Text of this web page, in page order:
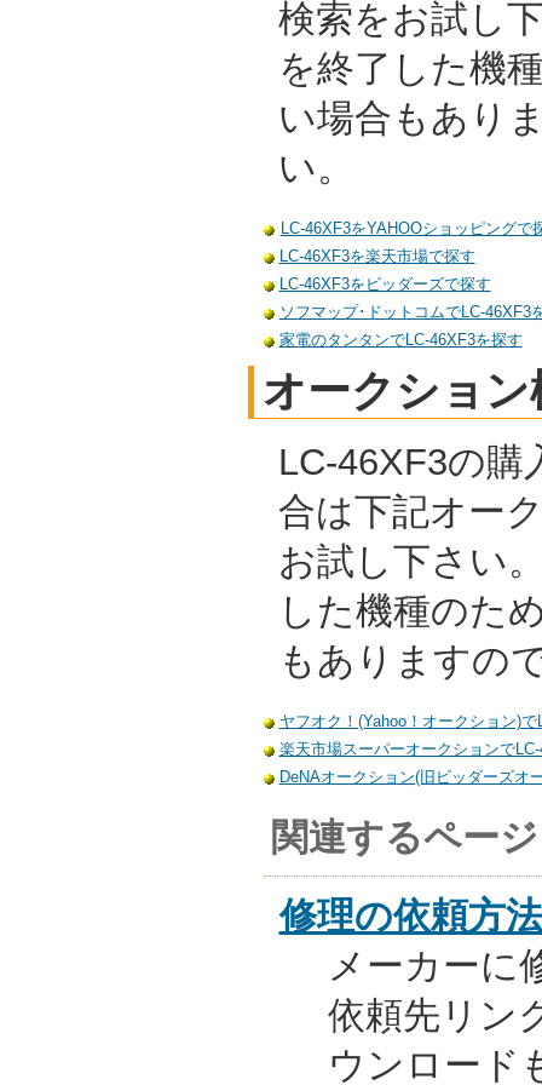
検索をお試し
を終了した機
い場合もあり
い。
LC-46XF3をYAHOOショッピングで
LC-46XF3を楽天市場で探す
LC-46XF3をビッダーズで探す
ソフマップ･ドットコムでLC-46XF3
家電のタンタンでLC-46XF3を探す
オークション
LC-46XF3の購
合は下記オー
お試し下さい
した機種のた
もありますの
ヤフオク！(Yahoo！オークション)
楽天市場スーパーオークションで
DeNAオークション(旧ビッダーズオ
関連するページ
修理の依頼方法
メーカーに
依頼先リン
ウンロード